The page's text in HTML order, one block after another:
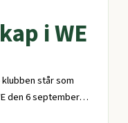
i WE
står som
den 6 september…